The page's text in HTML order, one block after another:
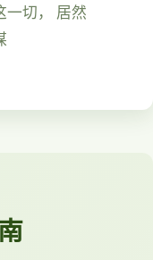
一切， 居然